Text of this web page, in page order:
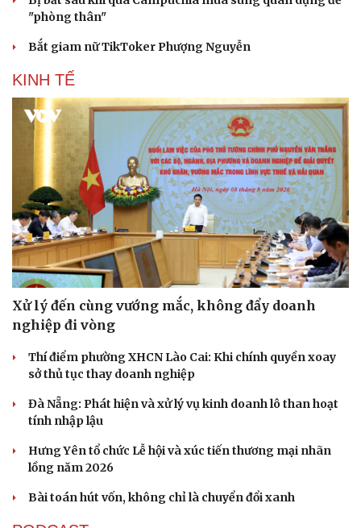
check-in
Cửa sổ tình yêu
Hạt giống tâm hồn
"phòng thân"
Bắt giam nữ TikToker Phượng Nguyễn
KINH TẾ
Xử lý đến cùng vướng mắc, không đẩy doanh
nghiệp đi vòng
Thí điểm phường XHCN Lào Cai: Khi chính quyền xoay
sở thủ tục thay doanh nghiệp
Đà Nẵng: Phát hiện và xử lý vụ kinh doanh lô than hoạt
tính nhập lậu
Hưng Yên tổ chức Lễ hội và xúc tiến thương mại nhãn
lồng năm 2026
Bài toán hút vốn, không chỉ là chuyển đổi xanh